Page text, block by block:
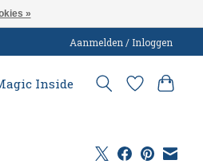
Aanmelden / Inloggen
Inside
»